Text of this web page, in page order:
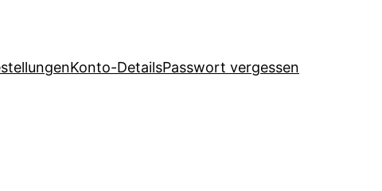
Konto-DetailsPasswort vergessen